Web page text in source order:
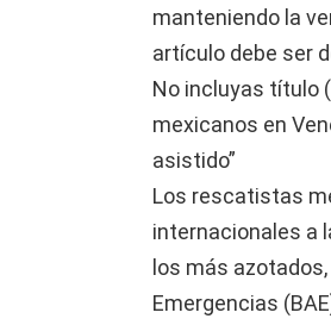
manteniendo la
artículo debe ser
No incluyas título
mexicanos en
asistido”
Los rescatistas
internacionales a
los más
Emergencias